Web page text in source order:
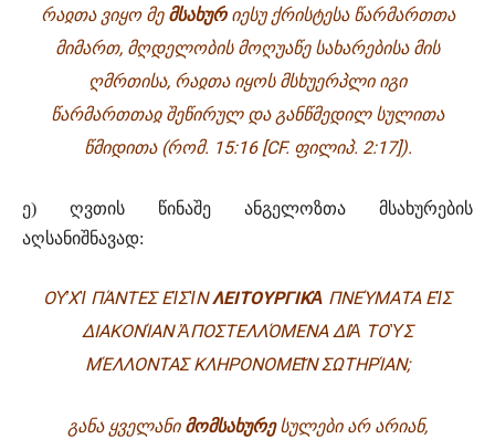
ᲠᲐᲲᲗᲐ ᲕᲘᲧᲝ ᲛᲔ ᲛᲡᲐᲮᲣᲠᲘᲔᲡᲣ ᲥᲠᲘᲡᲢᲔᲡᲐ ᲬᲐᲠᲛᲐᲠᲗᲗᲐ
ᲛᲘᲛᲐᲠᲗ, ᲛᲦᲓᲔᲚᲝᲑᲘᲡ ᲛᲝᲦᲣᲐᲬᲔ ᲡᲐᲮᲐᲠᲔᲑᲘᲡᲐ ᲛᲘᲡ
ᲦᲛᲠᲗᲘᲡᲐ, ᲠᲐᲲᲗᲐ ᲘᲧᲝᲡ ᲛᲡᲮᲣᲔᲠᲞᲚᲘ ᲘᲒᲘ
ᲬᲐᲠᲛᲐᲠᲗᲗᲐᲲ ᲨᲔᲬᲘᲠᲣᲚ ᲓᲐ ᲒᲐᲜᲬᲛᲔᲓᲘᲚ ᲡᲣᲚᲘᲗᲐ
ᲬᲛᲘᲓᲘᲗᲐ (ᲠᲝᲛ. 15:16 [CF. ᲤᲘᲚᲘᲞ. 2:17]).
ე) ღვთის წინაშე ანგელოზთა მსახურების
აღსანიშნავად:
ΟΥ̓ΧῚ ΠΆΝΤΕΣ ΕἸΣῚΝΛΕΙΤΟΥΡΓΙΚᾺ ΠΝΕΎΜΑΤΑ ΕἸΣ
ΔΙΑΚΟΝΊΑΝἈΠΟΣΤΕΛΛΌΜΕΝΑ ΔΙᾺ ΤΟῪΣ
ΜΈΛΛΟΝΤΑΣ ΚΛΗΡΟΝΟΜΕΙ͂Ν ΣΩΤΗΡΊΑΝ;
ᲒᲐᲜᲐ ᲧᲕᲔᲚᲐᲜᲘ ᲛᲝᲛᲡᲐᲮᲣᲠᲔᲡᲣᲚᲔᲑᲘ ᲐᲠ ᲐᲠᲘᲐᲜ,